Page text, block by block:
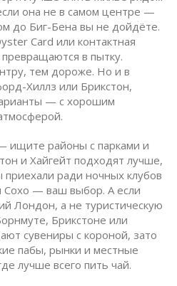
она не в самом центре —
до Биг-Бена вы не дойдёте.
Card или контактная
в пытку.
тем дороже. Но и в
Хиллз или Брикстон,
— с хорошим
ищите районы с парками и
и Хайгейт подходят лучше,
ради ночных клубов
Сохо — ваш выбор. А если
Лондон, а не туристическую
Брикстоне или
сувениры с короной, зато
пабы, рынки и местные
лучше всего пить чай.